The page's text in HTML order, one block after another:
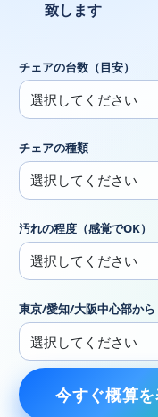
致します
チェアの台数（目安）
チェアの種類
汚れの程度（感覚でOK）
東京/愛知/大阪中心部から
今すぐ概算